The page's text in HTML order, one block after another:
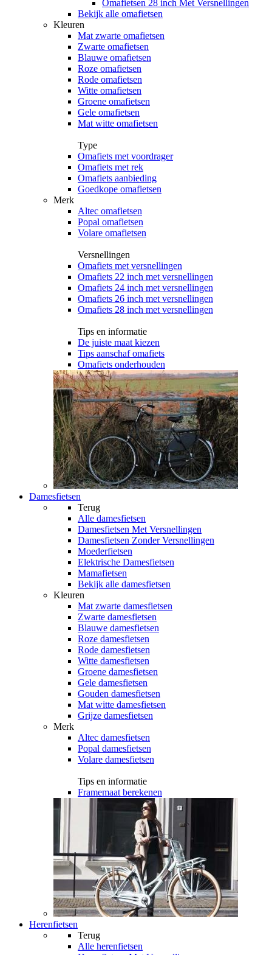
Omafietsen 28 inch Met Versnellingen
Bekijk alle omafietsen
Kleuren
Mat zwarte omafietsen
Zwarte omafietsen
Blauwe omafietsen
Roze omafietsen
Rode omafietsen
Witte omafietsen
Groene omafietsen
Gele omafietsen
Mat witte omafietsen
Type
Omafiets met voordrager
Omafiets met rek
Omafiets aanbieding
Goedkope omafietsen
Merk
Altec omafietsen
Popal omafietsen
Volare omafietsen
Versnellingen
Omafiets met versnellingen
Omafiets 22 inch met versnellingen
Omafiets 24 inch met versnellingen
Omafiets 26 inch met versnellingen
Omafiets 28 inch met versnellingen
Tips en informatie
De juiste maat kiezen
Tips aanschaf omafiets
Omafiets onderhouden
Damesfietsen
Terug
Alle damesfietsen
Damesfietsen Met Versnellingen
Damesfietsen Zonder Versnellingen
Moederfietsen
Elektrische Damesfietsen
Mamafietsen
Bekijk alle damesfietsen
Kleuren
Mat zwarte damesfietsen
Zwarte damesfietsen
Blauwe damesfietsen
Roze damesfietsen
Rode damesfietsen
Witte damesfietsen
Groene damesfietsen
Gele damesfietsen
Gouden damesfietsen
Mat witte damesfietsen
Grijze damesfietsen
Merk
Altec damesfietsen
Popal damesfietsen
Volare damesfietsen
Tips en informatie
Framemaat berekenen
Herenfietsen
Terug
Alle herenfietsen